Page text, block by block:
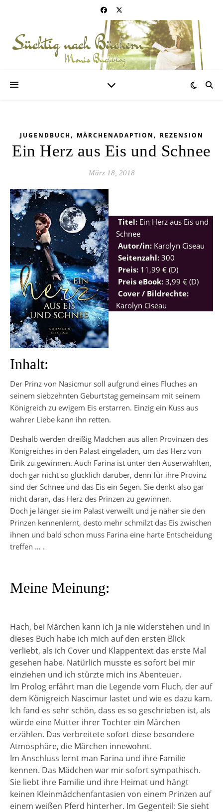
JUGENDBUCH, MÄRCHENADAPTION , REZENSION
Ein Herz aus Eis und Schnee
März 18, 2018
Titel: Ein Herz aus Eis und
Schnee
Autor/in: Karolyn Ciseau
Seitenzahl: 300
Preis: 11,99 € (D)
Preis eBook: 3,99 € (D)
Cover / Bildrechte:
Karolyn Ciseau
Inhalt:
Der Prinz von Nasicmur soll aufgrund eines Fluches an
seinem siebzehnten Geburtstag gemeinsam mit seinem
Königreich zu ewigem Eis erstarren. Einzig ein Kuss aus
wahrer Liebe kann ihn retten.
Deshalb werden dreißig Mädchen aus allen Provinzen des
Königreiches in den Palast eingeladen, um das Herz von
Eirik zu gewinnen. Auch Farina ist unter den Auserwählten,
doch gar nicht so glücklich darüber, denn für ihre Provinz
sind der Schnee und das Eis ein Segen. Sie denkt also gar
nicht daran, das Herz des Prinzen zu gewinnen.
Doch je länger sie im Palast verweilt und je näher sie den
Prinzen kennenlernt, desto mehr schmilzt das Eis zwischen
ihnen und bald schon muss Farina eine harte Entscheidung
treffen … .
Meine Meinung:
Hach, bei Märchen kann ich ja nie widerstehen und in
dieses Buch habe ich mich auf den ersten Blick
verliebt, als ich Cover und Klappentext das erste Mal
gesehen habe. Natürlich musste es sofort bei mir
einziehen und ich stürzte mich ins Abenteuer.
Im Prolog erfährt man die Legende vom Fluch, der auf
dem Königreich Nascimur lastet und wie es dazu kam.
Ich fand es sehr schön, dass es so geschrieben ist, als
würde eine Mutter ihrer Tochter ein Märchen
erzählen. Das verbreitete sofort diese besondere
Atmosphäre, die Märchen innewohnt.
Im Anschluss lernt man Farina und ihre Familie
kennen. Das Mädchen war mir sofort sympathisch.
Sie liebt ihre Familie und ihre Heimat und hängt
keinen Kleinmädchenfantasien von einem Prinzen auf
einem weißen Pferd hinterher. Im Gegenteil: Sie sieht